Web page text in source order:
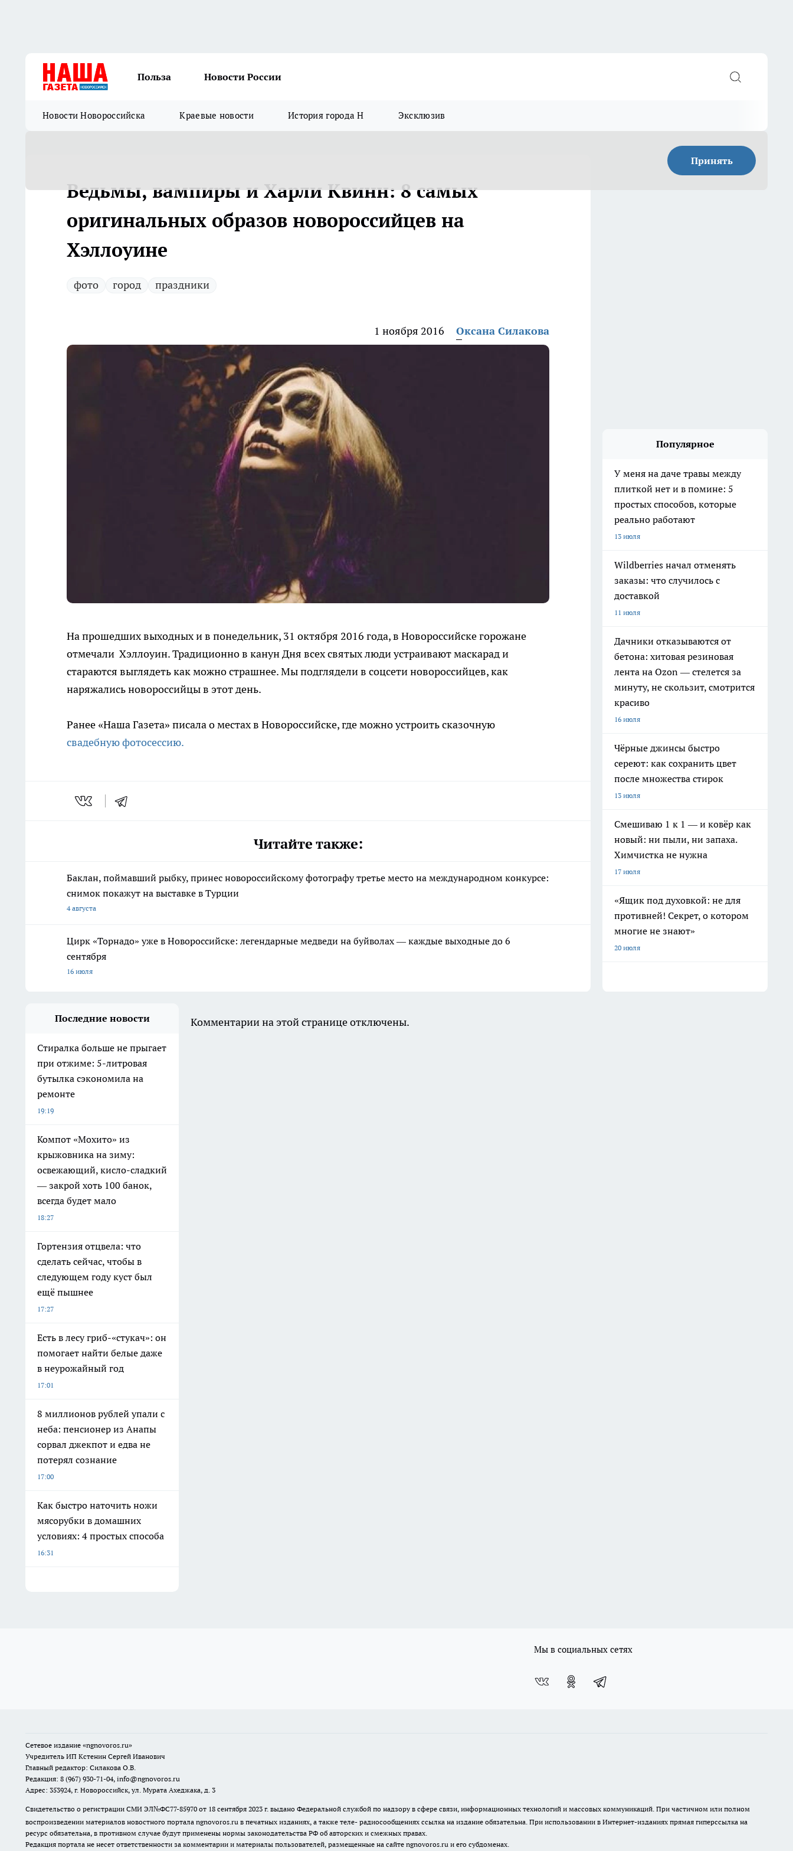
Польза Новости России
Новости Новороссийска Краевые новости История города Н Эксклюзив
Принять
Ведьмы, вампиры и Харли Квинн: 8 самых
оригинальных образов новороссийцев на
Хэллоуине
фото город праздники
1 ноября 2016 Оксана Силакова
На прошедших выходных и в понедельник, 31 октября 2016 года, в Новороссийске горожане
отмечали Хэллоуин. Традиционно в канун Дня всех святых люди устраивают маскарад и
стараются выглядеть как можно страшнее. Мы подглядели в соцсети новороссийцев, как
наряжались новороссийцы в этот день.
Ранее «Наша Газета» писала о местах в Новороссийске, где можно устроить сказочную
свадебную фотосессию.
Читайте также:
Баклан, поймавший рыбку, принес новороссийскому фотографу третье место на международном конкурсе:
снимок покажут на выставке в Турции
4 августа
Цирк «Торнадо» уже в Новороссийске: легендарные медведи на буйволах — каждые выходные до 6
сентября
16 июля
Популярное
У меня на даче травы между
плиткой нет и в помине: 5
простых способов, которые
реально работают
13 июля
Wildberries начал отменять
заказы: что случилось с
доставкой
11 июля
Дачники отказываются от
бетона: хитовая резиновая
лента на Ozon — стелется за
минуту, не скользит, смотрится
красиво
16 июля
Чёрные джинсы быстро
сереют: как сохранить цвет
после множества стирок
13 июля
Смешиваю 1 к 1 — и ковёр как
новый: ни пыли, ни запаха.
Химчистка не нужна
17 июля
«Ящик под духовкой: не для
противней! Секрет, о котором
многие не знают»
20 июля
Последние новости
Стиралка больше не прыгает
при отжиме: 5-литровая
бутылка сэкономила на
ремонте
19:19
Компот «Мохито» из
крыжовника на зиму:
освежающий, кисло-сладкий
— закрой хоть 100 банок,
всегда будет мало
18:27
Гортензия отцвела: что
сделать сейчас, чтобы в
следующем году куст был
ещё пышнее
17:27
Есть в лесу гриб-«стукач»: он
помогает найти белые даже
в неурожайный год
17:01
8 миллионов рублей упали с
неба: пенсионер из Анапы
сорвал джекпот и едва не
потерял сознание
17:00
Как быстро наточить ножи
мясорубки в домашних
условиях: 4 простых способа
16:31
Комментарии на этой странице отключены.
Мы в социальных сетях
Сетевое издание «ngnovoros.ru»
Учредитель ИП Кстенин Сергей Иванович
Главный редактор: Силакова О.В.
Редакция: 8 (967) 930-71-04, info@ngnovoros.ru
Адрес: 353924, г. Новороссийск, ул. Мурата Ахеджака, д. 3
Свидетельство о регистрации СМИ ЭЛ№ФС77-85970 от 18 сентября 2023 г. выдано Федеральной службой по надзору в сфере связи, информационных технологий и массовых коммуникаций. При частичном или полном
воспроизведении материалов новостного портала ngnovoros.ru в печатных изданиях, а также теле- радиосообщениях ссылка на издание обязательна. При использовании в Интернет-изданиях прямая гиперссылка на
ресурс обязательна, в противном случае будут применены нормы законодательства РФ об авторских и смежных правах.
Редакция портала не несет ответственности за комментарии и материалы пользователей, размещенные на сайте ngnovoros.ru и его субдоменах.